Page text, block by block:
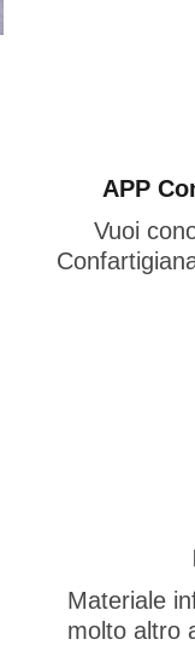
APP
Vuoi
Materiale
molto altro